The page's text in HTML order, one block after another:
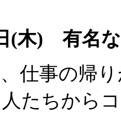
(木) 有名
仕事の帰り
たちから